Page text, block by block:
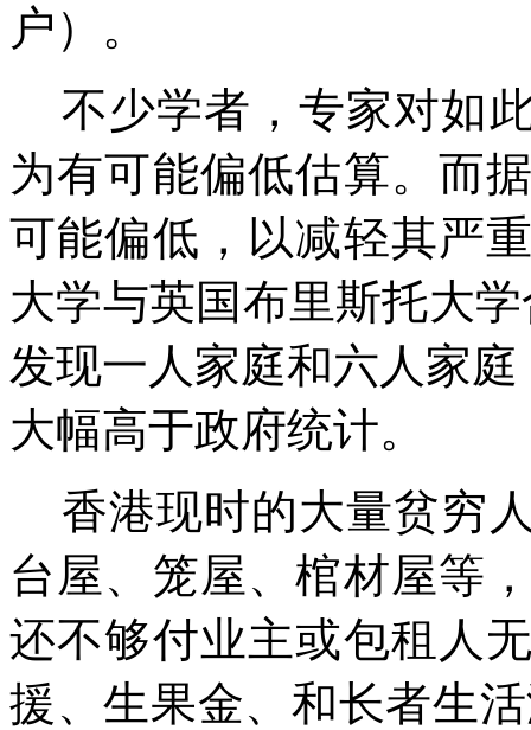
户）。
不少学者，专家对如
为有可能偏低估算。而
可能偏低，以减轻其严
大学与英国布里斯托大
发现一人家庭和六人家
大幅高于政府统计。
香港现时的大量贫穷
台屋、笼屋、棺材屋等
还不够付业主或包租人
援、生果金、和长者生